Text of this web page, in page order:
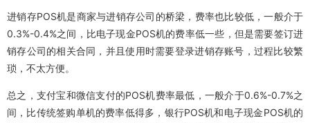
进销存POS机是商家与进销存公司的桥梁，费率也比较低，一般介于
0.3%-0.4%之间，比电子现金POS机的费率低一些，但是需要签订进
销存公司的相关合同，并且使用时需要登录进销存账号，过程比较繁
琐，不太方便。
总之，支付宝和微信支付的POS机费率最低，一般介于0.6%-0.7%之
间，比传统签购单机的费率低得多，银行POS机和电子现金POS机的